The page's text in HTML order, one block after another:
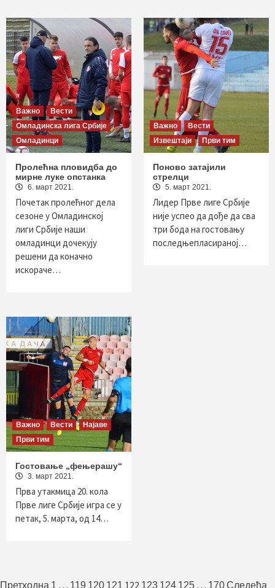
Важно
Вести
Омладинска лига Србије
Омладинци
Пролећна пловидба до
мирне луке опстанка
6. март 2021.
Почетак пролећног дела
сезоне у Омладинској
лиги Србије наши
омладинци дочекују
решени да коначно
искораче…
Важно
Вести
Извештаји
Први тим
Поново затајили
стрелци
5. март 2021.
Лидер Прве лиге Србије
није успео да дође да сва
три бода на гостовању
последњепласираној…
Важно Вести
Најаве
Први тим
Гостовање „фењерашу“
3. март 2021.
Прва утакмица 20. кола
Прве лиге Србије игра се у
петак, 5. марта, од 14…
Претходна 1 … 119 120 121 122 123 124 125 … 170Следећа